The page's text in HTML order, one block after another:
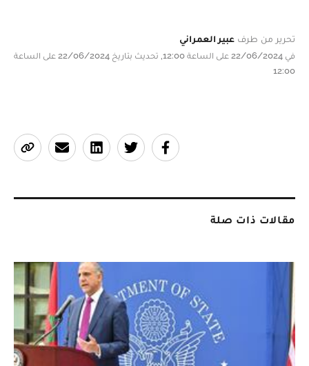
تحرير من طرف عبير العمراني
في 22/06/2024 على الساعة 12:00, تحديث بتاريخ 22/06/2024 على الساعة
12:00
مقالات ذات صلة